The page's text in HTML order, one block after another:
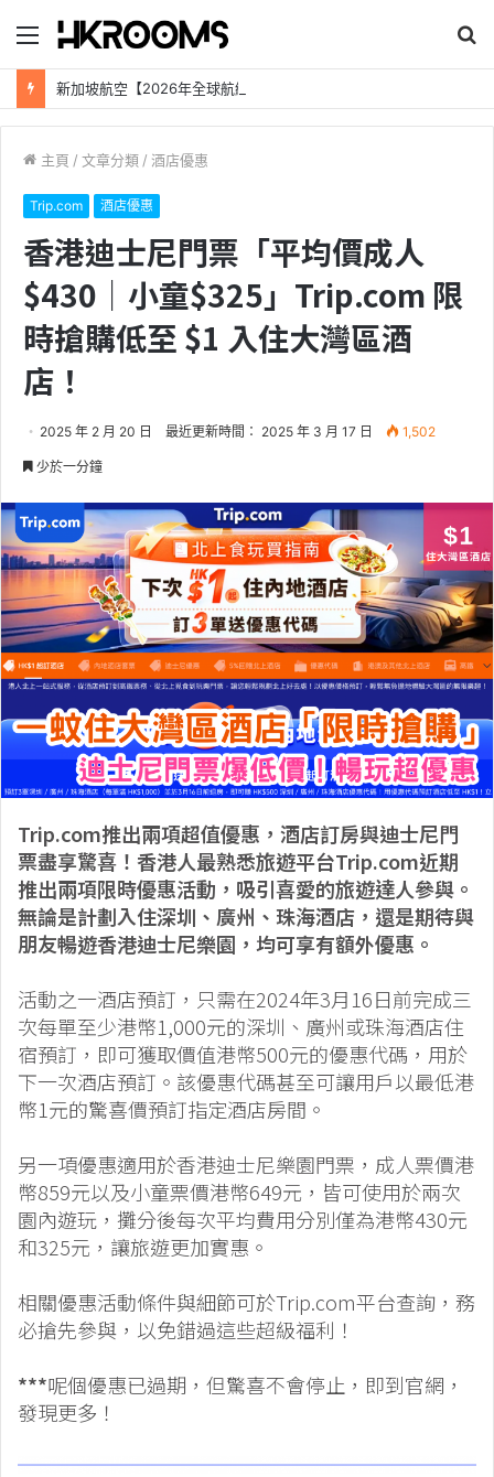
目
錄
尋
主頁 / 文章分類 / 酒店優惠
Trip.com 酒店優惠
香港迪士尼門票「平均價成人
$430｜小童$325」Trip.com 限
時搶購低至 $1 入住大灣區酒
店！
2025 年 2 月 20 日 最近更新時間： 2025 年 3 月 17 日 1,502
少於一分鐘
Trip.com推出兩項超值優惠，酒店訂房與迪士尼門
票盡享驚喜！香港人最熟悉旅遊平台Trip.com近期
推出兩項限時優惠活動，吸引喜愛的旅遊達人參與。
無論是計劃入住深圳、廣州、珠海酒店，還是期待與
朋友暢遊香港迪士尼樂園，均可享有額外優惠。
活動之一酒店預訂，只需在2024年3月16日前完成三
次每單至少港幣1,000元的深圳、廣州或珠海酒店住
宿預訂，即可獲取價值港幣500元的優惠代碼，用於
下一次酒店預訂。該優惠代碼甚至可讓用戶以最低港
幣1元的驚喜價預訂指定酒店房間。
另一項優惠適用於香港迪士尼樂園門票，成人票價港
幣859元以及小童票價港幣649元，皆可使用於兩次
園內遊玩，攤分後每次平均費用分別僅為港幣430元
和325元，讓旅遊更加實惠。
相關優惠活動條件與細節可於Trip.com平台查詢，務
必搶先參與，以免錯過這些超級福利！
***呢個優惠已過期，但驚喜不會停止，即到官網，
發現更多！